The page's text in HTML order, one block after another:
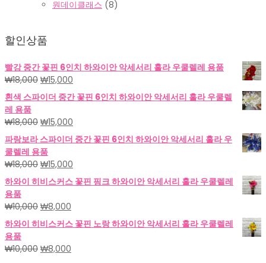
원데이클래스 (8)
할인상품
빨강 중간 꽃핀 6인치 하와이안 악세서리 훌라 우쿨렐레 용품
₩18,000 원
래
가
격:
₩18,000.
₩15,000
재
가
₩15,000.
흰색 스파이더 중간 꽃핀 6인치 하와이안 악세서리 훌라 우쿨렐
레 용품
₩18,000 원
래
가
격:
₩18,000.
₩15,000
재
가
₩15,000.
파랑보라 스파이더 중간 꽃핀 6인치 하와이안 악세서리 훌라 우
쿨렐레 용품
₩18,000 원
래
가
격:
₩18,000.
₩15,000
재
가
하와이 히비스커스 꽃핀 핑크 하와이안 악세서리 훌라 우쿨렐레
용품
₩10,000 원
래
가
격:
₩10,000.
₩8,000
재
가
₩8,000.
하와이 히비스커스 꽃핀 노랑 하와이안 악세서리 훌라 우쿨렐레
용품
₩10,000 원
₩8,000